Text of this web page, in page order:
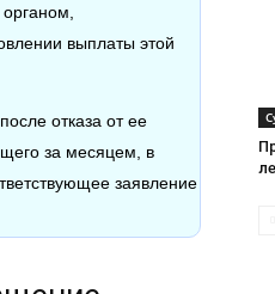
выплаты этой
отказа от ее
за месяцем, в
заявление